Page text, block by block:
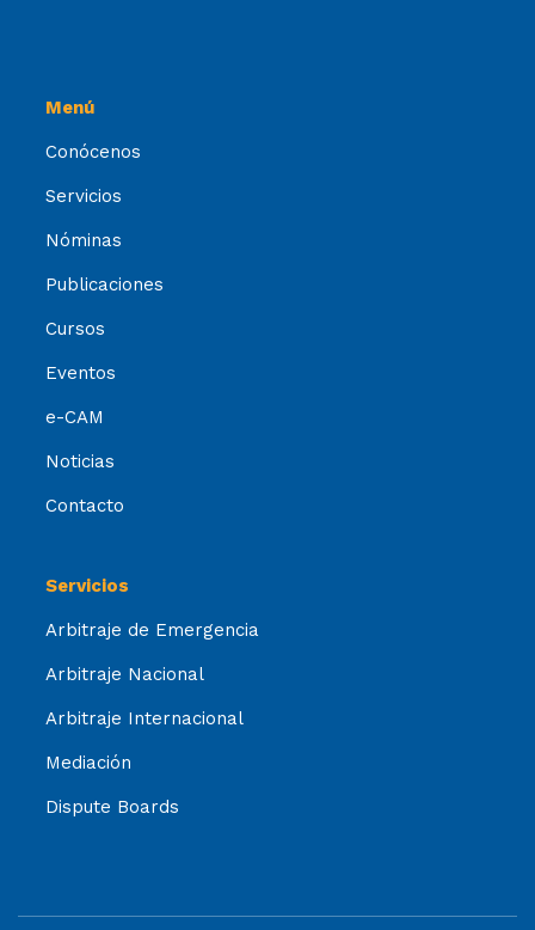
Menú
Conócenos
Servicios
Nóminas
Publicaciones
Cursos
Eventos
e-CAM
Noticias
Contacto
Servicios
Arbitraje de Emergencia
Arbitraje Nacional
Arbitraje Internacional
Mediación
Dispute Boards